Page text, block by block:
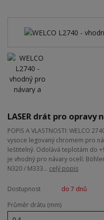
LASER drát pro
POPIS A VLASTNOSTI: WELCO
vysoce legovaný chromem pro
leštitelný. Odolává teplotám do
je vhodný pro návary ocelí:
N320 / M333... celý popis
Dostupnost
do 7 dnů
Průměr drátu (mm)